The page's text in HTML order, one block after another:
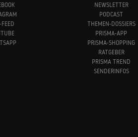
FEED
NEWSLETTER
PODCAST
THEMEN-DOSSIERS
PRISMA-APP
PRISMA-SHOPPING
RATGEBER
PRISMA TREND
SENDERINFOS